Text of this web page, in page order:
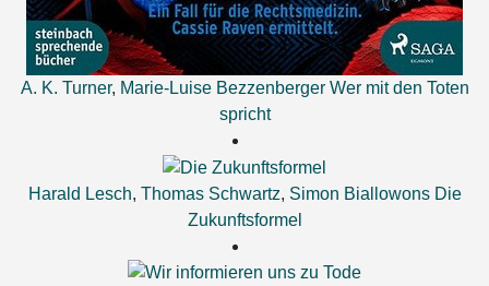
A. K. Turner, Marie-Luise Bezzenberger Wer mit den Toten
spricht
Harald Lesch, Thomas Schwartz, Simon Biallowons Die
Zukunftsformel